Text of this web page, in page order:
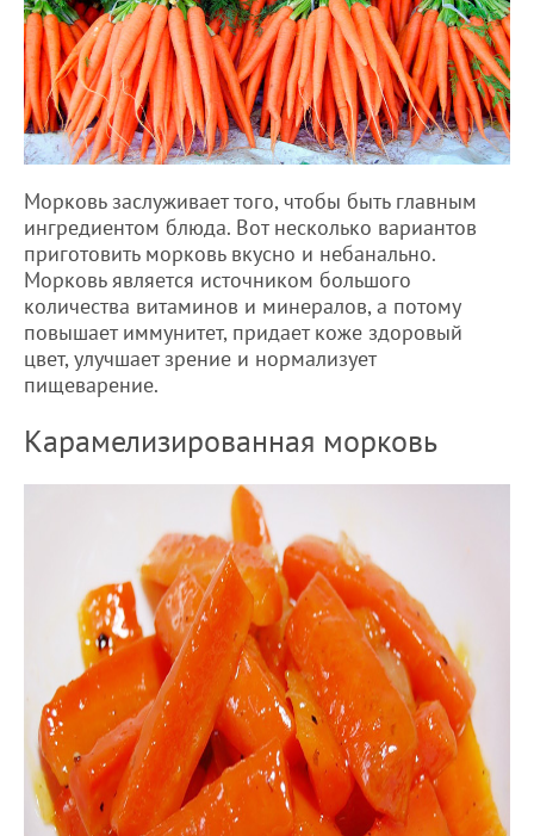
Морковь заслуживает того, чтобы быть главным
ингредиентом блюда. Вот несколько вариантов
приготовить морковь вкусно и небанально.
Морковь является источником большого
количества витаминов и минералов, а потому
повышает иммунитет, придает коже здоровый
цвет, улучшает зрение и нормализует
пищеварение.
Карамелизированная морковь